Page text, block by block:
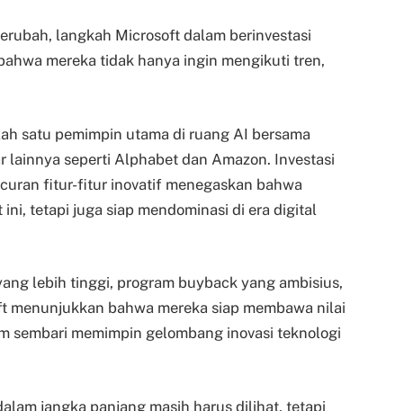
langkah Microsoft dalam berinvestasi
mereka tidak hanya ingin mengikuti tren,
satu pemimpin utama di ruang AI bersama
lainnya seperti Alphabet dan Amazon. Investasi
fitur-fitur inovatif menegaskan bahwa
tetapi juga siap mendominasi di era digital
lebih tinggi, program buyback yang ambisius,
menunjukkan bahwa mereka siap membawa nilai
sembari memimpin gelombang inovasi teknologi
jangka panjang masih harus dilihat, tetapi